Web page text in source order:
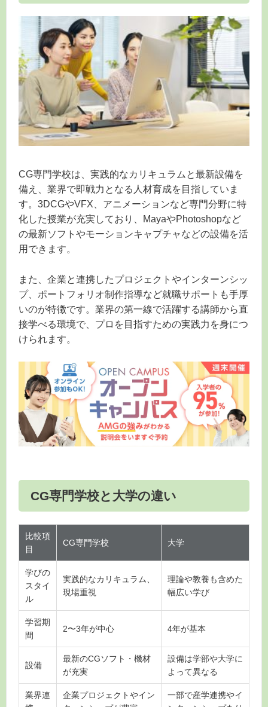
CG専門学校は、実践的なカリキュラムと最新設備を
備え、業界で即戦力となる人材育成を目指していま
す。3DCGやVFX、アニメーションなど専門分野に特
化した授業が充実しており、MayaやPhotoshopなど
の最新ソフトやモーションキャプチャなどの設備を活
用できます。
また、企業と連携したプロジェクトやインターンシッ
プ、ポートフォリオ制作指導など就職サポートも手厚
いのが特徴です。業界の第一線で活躍する講師から直
接学べる環境で、プロを目指すための実践力を身につ
けられます。
CG専門学校と大学の違い
比較項
目
CG専門学校 大学
学びの
スタイ
ル
実践的なカリキュラム、
現場重視
理論や教養も含めた
幅広い学び
学習期
間
2〜3年が中心 4年が基本
設備
最新のCGソフト・機材
が充実
設備は学部や大学に
よって異なる
業界連
企業プロジェクトやイン
一部で産学連携やイ